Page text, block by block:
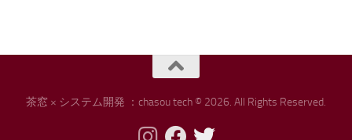
茶窓 × システム開発 ：chasou tech © 2026. All Rights Reserved.